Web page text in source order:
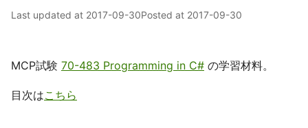
Last updated at 2017-09-30Posted at 2017-09-30
MCP試験 70-483 Programming in C# の学習材料。
目次はこちら